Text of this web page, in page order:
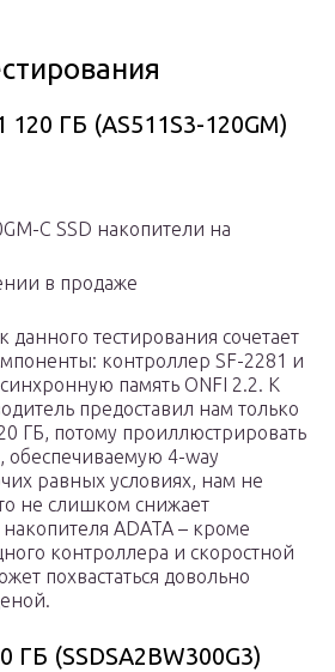
120 ГБ (AS511S3-120GM)
C SSD накопители на
в продаже
тестирования сочетает
контроллер SF-2281 и
память ONFI 2.2. К
предоставил нам только
ГБ, потому проиллюстрировать
обеспечиваемую 4-way
равных условиях, нам не
не слишком снижает
ADATA – кроме
контроллера и скоростной
похвастаться довольно
ГБ (SSDSA2BW300G3)